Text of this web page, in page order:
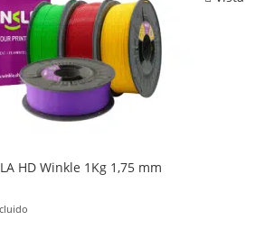
HD Winkle 1Kg 1,75 mm